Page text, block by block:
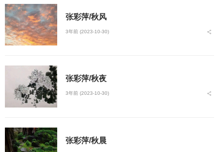
张彩萍/秋风
3年前 (2023-10-30)
张彩萍/秋夜
3年前 (2023-10-30)
张彩萍/秋晨